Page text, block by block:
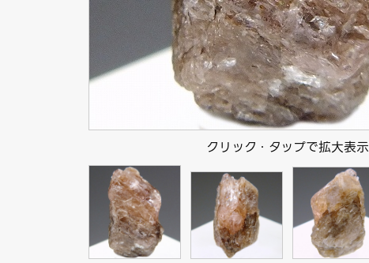
クリック・タップで拡大表示